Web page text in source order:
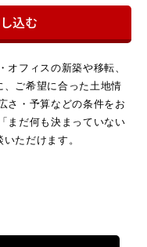
込む
オフィスの新築や移転、
、ご希望に合った土地情
さ・予算などの条件をお
まだ何も決まっていない
ただけます。